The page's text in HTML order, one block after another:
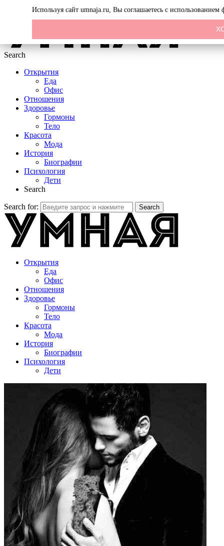
Search
Открытия
Еда
Офис
Отношения
Здоровье
Гормоны
Тело
Красота
Мода
История
Биографии
Психология
Дети
Search
Search for: Search
Открытия
Еда
Офис
Отношения
Здоровье
Гормоны
Тело
Красота
Мода
История
Биографии
Психология
Дети
Используя сайт umnaja.ru, Вы соглашаетесь с использованием